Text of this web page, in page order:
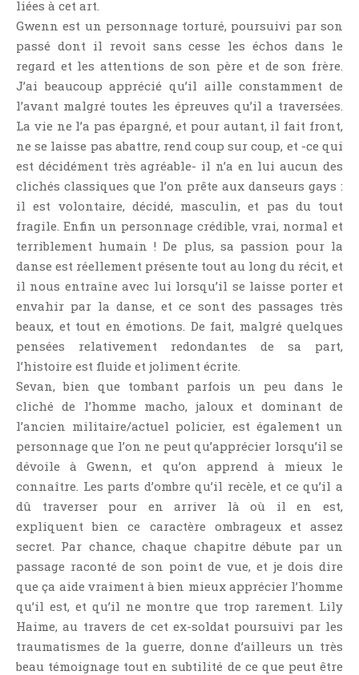
Point Lecture
Policier Et Suspense
Rendez-Vous Livresques
Road-Book
Roman
Roman D'apprentissage
Romance
Romance Contemporaine
SF Et Fantasy
Sociologie
Swaps Et Challenges
Tag
Témoignage
Théâtre
Thriller Psychologique
Throwback Thursday Livresque
Top Ten Tuesday
Wish-List
Young Adult
liées à cet art.
Gwenn est un personnage torturé, poursuivi par son
passé dont il revoit sans cesse les échos dans le
regard et les attentions de son père et de son frère.
J’ai beaucoup apprécié qu’il aille constamment de
l’avant malgré toutes les épreuves qu’il a traversées.
La vie ne l’a pas épargné, et pour autant, il fait front,
ne se laisse pas abattre, rend coup sur coup, et -ce qui
est décidément très agréable- il n’a en lui aucun des
clichés classiques que l’on prête aux danseurs gays :
il est volontaire, décidé, masculin, et pas du tout
fragile. Enfin un personnage crédible, vrai, normal et
terriblement humain ! De plus, sa passion pour la
danse est réellement présente tout au long du récit, et
il nous entraîne avec lui lorsqu’il se laisse porter et
envahir par la danse, et ce sont des passages très
beaux, et tout en émotions. De fait, malgré quelques
pensées relativement redondantes de sa part,
l’histoire est fluide et joliment écrite.
Sevan, bien que tombant parfois un peu dans le
cliché de l’homme macho, jaloux et dominant de
l’ancien militaire/actuel policier, est également un
personnage que l’on ne peut qu’apprécier lorsqu’il se
dévoile à Gwenn, et qu’on apprend à mieux le
connaître. Les parts d’ombre qu’il recèle, et ce qu’il a
dû traverser pour en arriver là où il en est,
expliquent bien ce caractère ombrageux et assez
secret. Par chance, chaque chapitre débute par un
passage raconté de son point de vue, et je dois dire
que ça aide vraiment à bien mieux apprécier l’homme
qu’il est, et qu’il ne montre que trop rarement. Lily
Haime, au travers de cet ex-soldat poursuivi par les
traumatismes de la guerre, donne d’ailleurs un très
beau témoignage tout en subtilité de ce que peut être